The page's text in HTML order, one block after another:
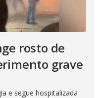
rosto de
grave
e segue hospitalizada